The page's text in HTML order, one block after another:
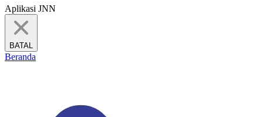
Aplikasi JNN
BATAL
Beranda